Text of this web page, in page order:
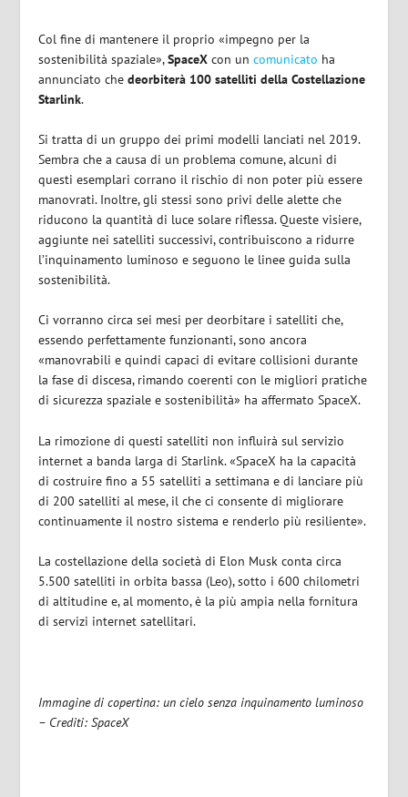
Col fine di mantenere il proprio «impegno per la
sostenibilità spaziale»,SpaceX con uncomunicato ha
annunciato chedeorbiterà 100 satelliti della Costellazione
Starlink.
Si tratta di un gruppo dei primi modelli lanciati nel 2019.
Sembra che a causa di un problema comune, alcuni di
questi esemplari corrano il rischio di non poter più essere
manovrati. Inoltre, gli stessi sono privi delle alette che
riducono la quantità di luce solare riflessa. Queste visiere,
aggiunte nei satelliti successivi, contribuiscono a ridurre
l’inquinamento luminoso e seguono le linee guida sulla
sostenibilità.
Ci vorranno circa sei mesi per deorbitare i satelliti che,
essendo perfettamente funzionanti, sono ancora
«manovrabili e quindi capaci di evitare collisioni durante
la fase di discesa, rimando coerenti con le migliori pratiche
di sicurezza spaziale e sostenibilità» ha affermato SpaceX.
La rimozione di questi satelliti non influirà sul servizio
internet a banda larga di Starlink. «SpaceX ha la capacità
di costruire fino a 55 satelliti a settimana e di lanciare più
di 200 satelliti al mese, il che ci consente di migliorare
continuamente il nostro sistema e renderlo più resiliente».
La costellazione della società di Elon Musk conta circa
5.500 satelliti in orbita bassa (Leo), sotto i 600 chilometri
di altitudine e, al momento, è la più ampia nella fornitura
di servizi internet satellitari.
Immagine di copertina: un cielo senza inquinamento luminoso
– Crediti: SpaceX